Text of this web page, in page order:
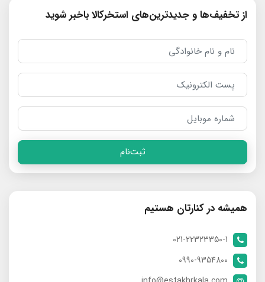
از تخفیف‌ها و جدیدترین‌های استخرکالا باخبر شوید
ثبت‌نام
همیشه در کنارتان هستیم
021-22323350-1
0990-9354800